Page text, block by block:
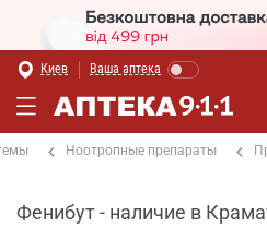
Киев Ваша аптека
Ноотропные препараты
Фенибут - наличие в